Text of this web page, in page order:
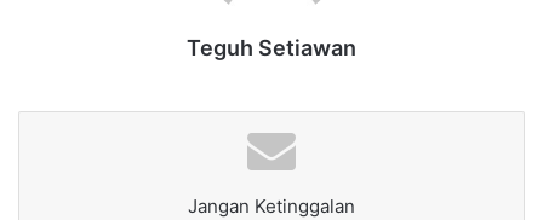
Teguh Setiawan
Jangan Ketinggalan